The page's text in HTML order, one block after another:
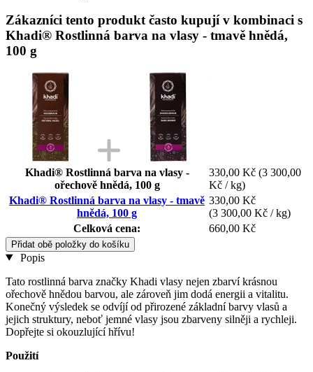
Zákazníci tento produkt často kupují v kombinaci s
Khadi® Rostlinná barva na vlasy - tmavě hnědá,
100 g
Khadi® Rostlinná barva na vlasy -
ořechově hnědá, 100 g
330,00 Kč (3 300,00
Kč / kg)
Khadi® Rostlinná barva na vlasy - tmavě
hnědá, 100 g
330,00 Kč
(3 300,00 Kč / kg)
Celková cena:
660,00 Kč
Přidat obě položky do košíku
Popis
Tato rostlinná barva značky Khadi vlasy nejen zbarví krásnou
ořechově hnědou barvou, ale zároveň jim dodá energii a vitalitu.
Konečný výsledek se odvíjí od přirozené základní barvy vlasů a
jejich struktury, neboť jemné vlasy jsou zbarveny silněji a rychleji.
Dopřejte si okouzlující hřívu!
Použití